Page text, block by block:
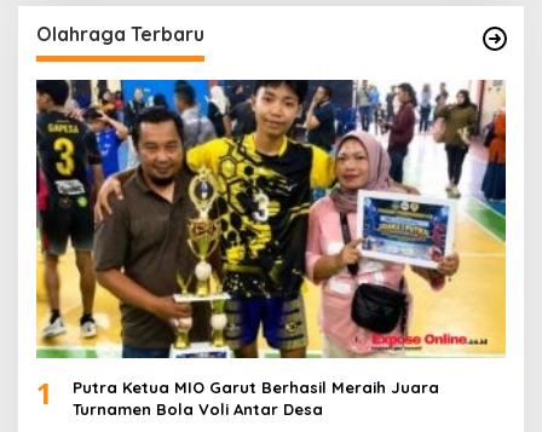
Olahraga Terbaru
1
Putra Ketua MIO Garut Berhasil Meraih Juara
Turnamen Bola Voli Antar Desa